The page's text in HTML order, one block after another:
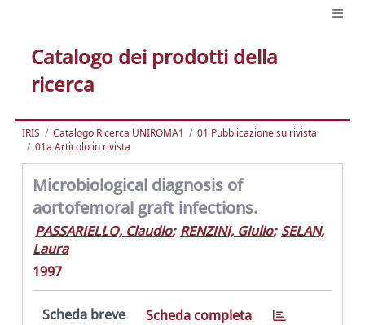
Catalogo dei prodotti della
ricerca
IRIS Catalogo Ricerca UNIROMA1
01 Pubblicazione su rivista
01a Articolo in rivista
Microbiological diagnosis of
aortofemoral graft infections.
PASSARIELLO, Claudio; RENZINI, Giulio; SELAN,
Laura
1997
Scheda breve Scheda completa